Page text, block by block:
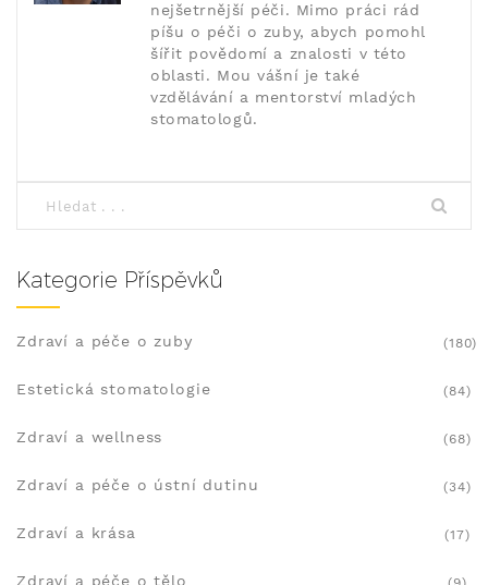
nejšetrnější péči. Mimo práci rád
píšu o péči o zuby, abych pomohl
šířit povědomí a znalosti v této
oblasti. Mou vášní je také
vzdělávání a mentorství mladých
stomatologů.
Kategorie Příspěvků
Zdraví a péče o zuby (180)
Estetická stomatologie (84)
Zdraví a wellness (68)
Zdraví a péče o ústní dutinu (34)
Zdraví a krása (17)
Zdraví a péče o tělo